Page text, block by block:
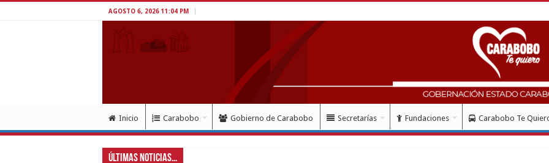
AGOSTO 6, 2026 11:04 PM
Inicio Carabobo Gobierno de Carabobo Secretarías Fundaciones Carabobo Te
Últimas Noticias...